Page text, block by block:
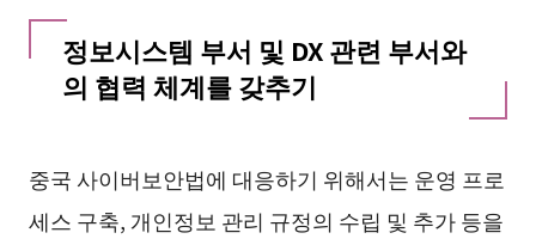
정보시스템 부서 및 DX 관련 부서와
의 협력 체계를 갖추기
중국 사이버보안법에 대응하기 위해서는 운영 프로
세스 구축, 개인정보 관리 규정의 수립 및 추가 등을